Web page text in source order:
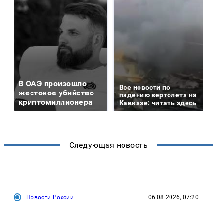
В ОАЭ произошло
жестокое убийство
криптомиллионера
Все новости по
падению вертолета на
Кавказе: читать здесь
Следующая новость
Новости России 06.08.2026, 07:20